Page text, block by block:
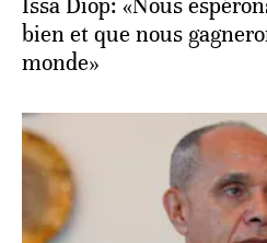
Issa Diop: «Nous
bien et que nous
monde»